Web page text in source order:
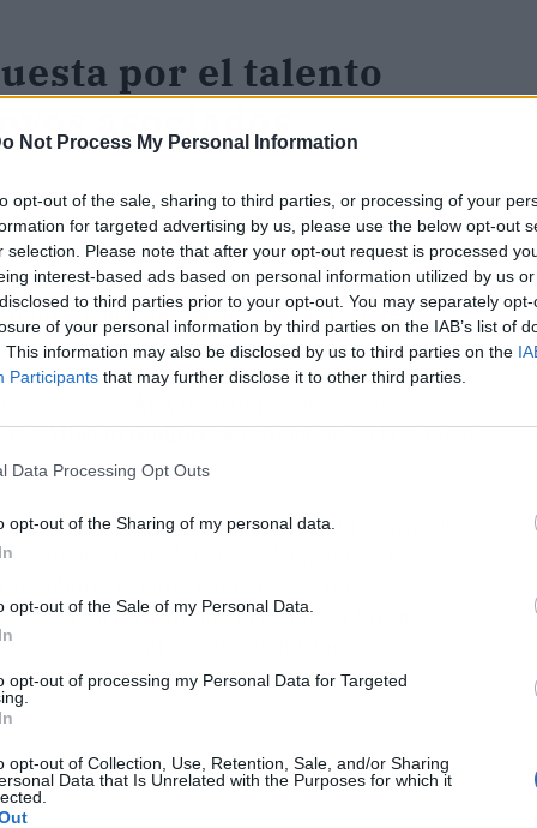
Not Process My Personal Information
opt-out of the sale, sharing to third parties, or processing of your
for targeted advertising by us, please use the below opt-out
selection. Please note that after your opt-out request is processed
interest-based ads based on personal information utilized by us
to third parties prior to your opt-out. You may separately
of your personal information by third parties on the IAB’s list of
This information may also be disclosed by us to third parties on the
Participants that may further disclose it to other third parties.
Data Processing Opt Outs
opt-out of the Sharing of my personal data.
opt-out of the Sale of my Personal Data.
opt-out of processing my Personal Data for Targeted
opt-out of Collection, Use, Retention, Sale, and/or Sharing
Data that Is Unrelated with the Purposes for which it
por el talento
asociados
y Socios de Sagardoy Abogados decidió
jóvenes profesionales de la firma, valorando
siempre a alcanzar la excelencia en el
con el despacho y todos los que lo
de Sagardoy Abogados”.
son:
Alberto Godino, perteneciente a la sede de
su carrera profesional realizando las
Abogacía en Sagardoy Abogados, tras las
Alberto Godino e Ignacio Moreno se
su carrera en una prestigiosa firma
por el área laboral del derecho.